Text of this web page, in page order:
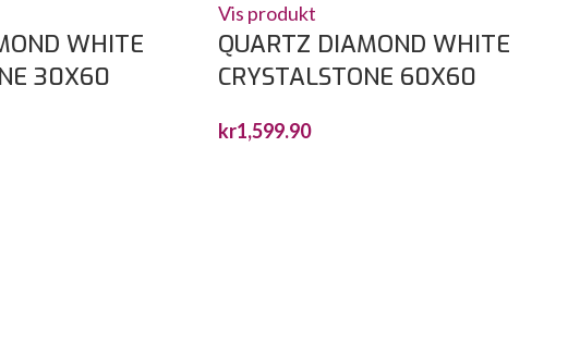
WHITE
30X60
Vis produkt
QUARTZ DIAMOND WHITE
CRYSTALSTONE 60X60
kr1,599.90